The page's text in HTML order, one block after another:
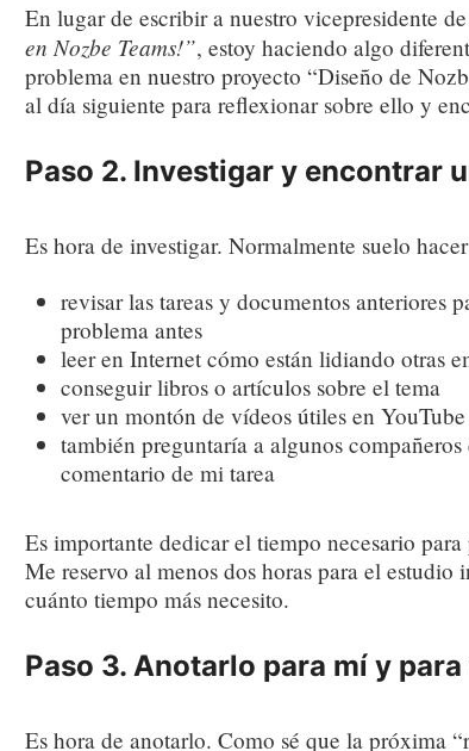
En lugar de escribir a nuestro vicepresidente
en Nozbe Teams!”, estoy haciendo algo
problema en nuestro proyecto “Diseño de
al día siguiente para reflexionar sobre ello y
Paso 2. Investigar y encontrar
Es hora de investigar. Normalmente suelo
revisar las tareas y documentos anteriores
problema antes
leer en Internet cómo están lidiando otras
conseguir libros o artículos sobre el tema
ver un montón de vídeos útiles en YouTube
también preguntaría a algunos
comentario de mi tarea
Es importante dedicar el tiempo necesario
Me reservo al menos dos horas para el
cuánto tiempo más necesito.
Paso 3. Anotarlo para mí y
Es hora de anotarlo. Como sé que la próxima